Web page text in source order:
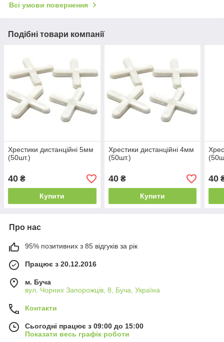
Всі умови повернення
Подібні товари компанії
Хрестики дистанційні 5мм
(50шт.)
40 ₴
Купити
Хрестики дистанційні 4мм
(50шт.)
40₴
Купити
40
Про нас
95% позитивних з 85 відгуків за рік
Працює з 20.12.2016
м. Буча
вул. Чорних Запорожців, 8, Буча, Україна
Контакти
Сьогодні працює з 09:00 до 15:00
Показати весь графік роботи